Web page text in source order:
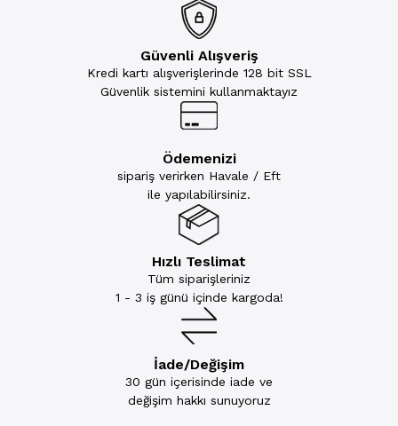
Güvenli Alışveriş
Kredi kartı alışverişlerinde 128 bit SSL
Güvenlik sistemini kullanmaktayız
Ödemenizi
sipariş verirken Havale / Eft
ile yapılabilirsiniz.
Hızlı Teslimat
Tüm siparişleriniz
1 - 3 iş günü içinde kargoda!
İade/Değişim
30 gün içerisinde iade ve
değişim hakkı sunuyoruz